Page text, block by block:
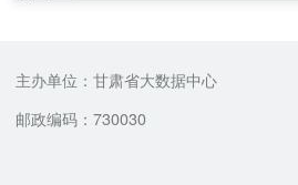
主办单位：甘肃省大数据中心
邮政编码：730030